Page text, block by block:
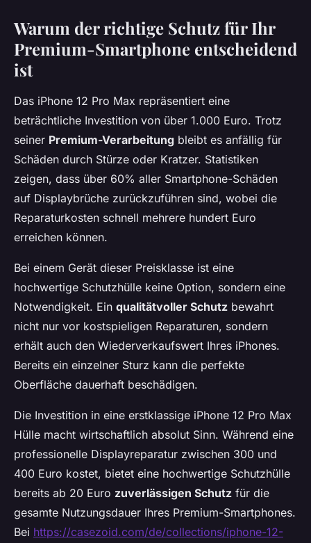
Warum der richtige Schutz für Ihr
Premium-Smartphone entscheidend
ist
Das iPhone 12 Pro Max repräsentiert eine
beträchtliche Investition von über 1.000 Euro. Trotz
seiner Premium-Verarbeitung bleibt es anfällig für
Schäden durch Stürze oder Kratzer. Statistiken
zeigen, dass über 60% aller Smartphone-Schäden
auf Displaybrüche zurückzuführen sind, wobei die
Reparaturkosten schnell mehrere hundert Euro
erreichen können.
Bei einem Gerät dieser Preisklasse ist eine
hochwertige Schutzhülle keine Option, sondern eine
Notwendigkeit. Ein qualitätvoller Schutz bewahrt
nicht nur vor kostspieligen Reparaturen, sondern
erhält auch den Wiederverkaufswert Ihres iPhones.
Bereits ein einzelner Sturz kann die perfekte
Oberfläche dauerhaft beschädigen.
Die Investition in eine erstklassige iPhone 12 Pro Max
Hülle macht wirtschaftlich absolut Sinn. Während eine
professionelle Displayreparatur zwischen 300 und
400 Euro kostet, bietet eine hochwertige Schutzhülle
bereits ab 20 Euro zuverlässigen Schutz für die
gesamte Nutzungsdauer Ihres Premium-Smartphones.
Bei https://casezoid.com/de/collections/iphone-12-